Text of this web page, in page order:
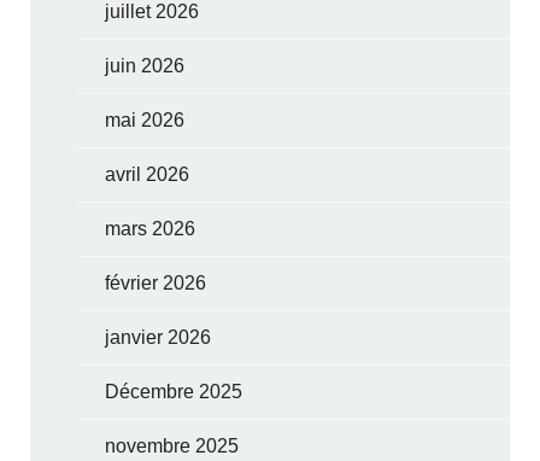
juillet 2026
juin 2026
mai 2026
avril 2026
mars 2026
février 2026
janvier 2026
Décembre 2025
novembre 2025